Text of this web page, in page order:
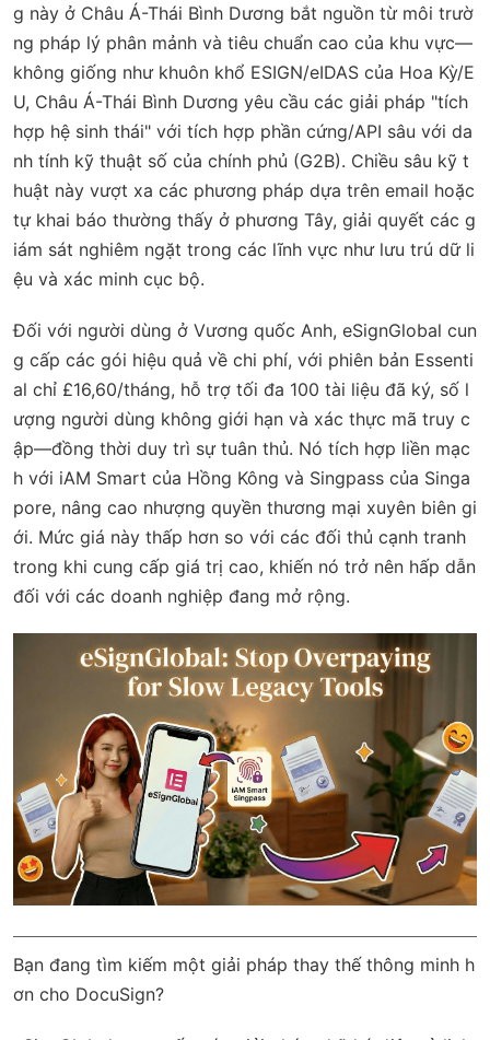
g này ở Châu Á-Thái Bình Dương bắt nguồn từ môi trườ
ng pháp lý phân mảnh và tiêu chuẩn cao của khu vực—
không giống như khuôn khổ ESIGN/eIDAS của Hoa Kỳ/E
U, Châu Á-Thái Bình Dương yêu cầu các giải pháp "tích
hợp hệ sinh thái" với tích hợp phần cứng/API sâu với da
nh tính kỹ thuật số của chính phủ (G2B). Chiều sâu kỹ t
huật này vượt xa các phương pháp dựa trên email hoặc
tự khai báo thường thấy ở phương Tây, giải quyết các g
iám sát nghiêm ngặt trong các lĩnh vực như lưu trú dữ li
ệu và xác minh cục bộ.
Đối với người dùng ở Vương quốc Anh, eSignGlobal cun
g cấp các gói hiệu quả về chi phí, với phiên bản Essenti
al chỉ £16,60/tháng, hỗ trợ tối đa 100 tài liệu đã ký, số l
ượng người dùng không giới hạn và xác thực mã truy c
ập—đồng thời duy trì sự tuân thủ. Nó tích hợp liền mạc
h với iAM Smart của Hồng Kông và Singpass của Singa
pore, nâng cao nhượng quyền thương mại xuyên biên gi
ới. Mức giá này thấp hơn so với các đối thủ cạnh tranh
trong khi cung cấp giá trị cao, khiến nó trở nên hấp dẫn
đối với các doanh nghiệp đang mở rộng.
Bạn đang tìm kiếm một giải pháp thay thế thông minh h
ơn cho DocuSign?